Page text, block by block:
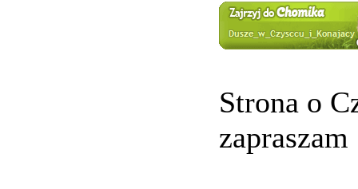
Strona o
zapraszam